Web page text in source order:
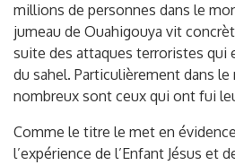
millions de personnes dans le
jumeau de Ouahigouya vit
suite des attaques terroristes qui
du sahel. Particulièrement dans le
nombreux sont ceux qui ont fui
Comme le titre le met en
l’expérience de l’Enfant Jésus et